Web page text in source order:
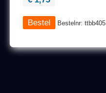
Bestelnr: ttbb405